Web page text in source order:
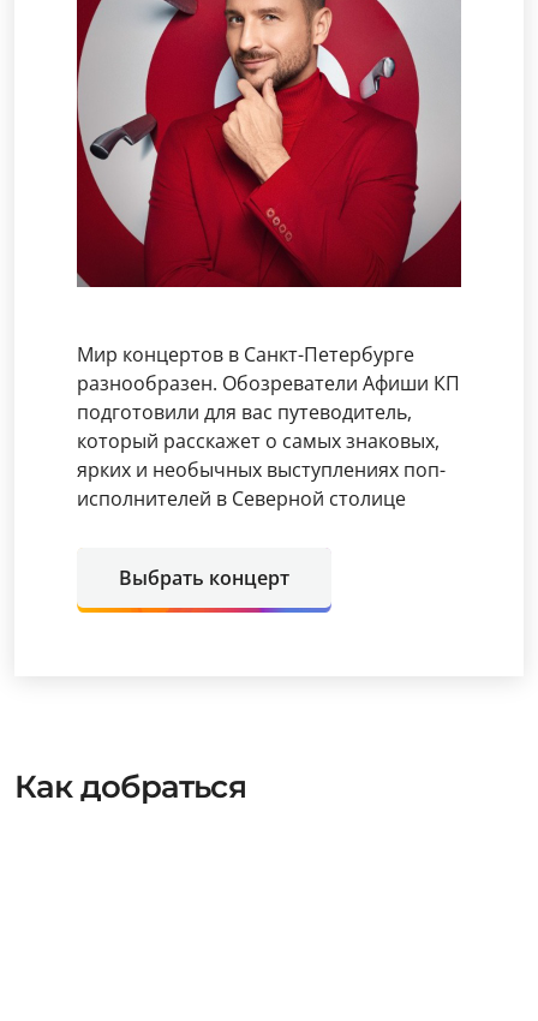
Мир концертов в Санкт-Петербурге
разнообразен. Обозреватели Афиши КП
подготовили для вас путеводитель,
который расскажет о самых знаковых,
ярких и необычных выступлениях поп-
исполнителей в Северной столице
Выбрать концерт
Как добраться